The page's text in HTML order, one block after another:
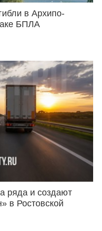
в Архипо-
БПЛА
ряда и создают
в Ростовской